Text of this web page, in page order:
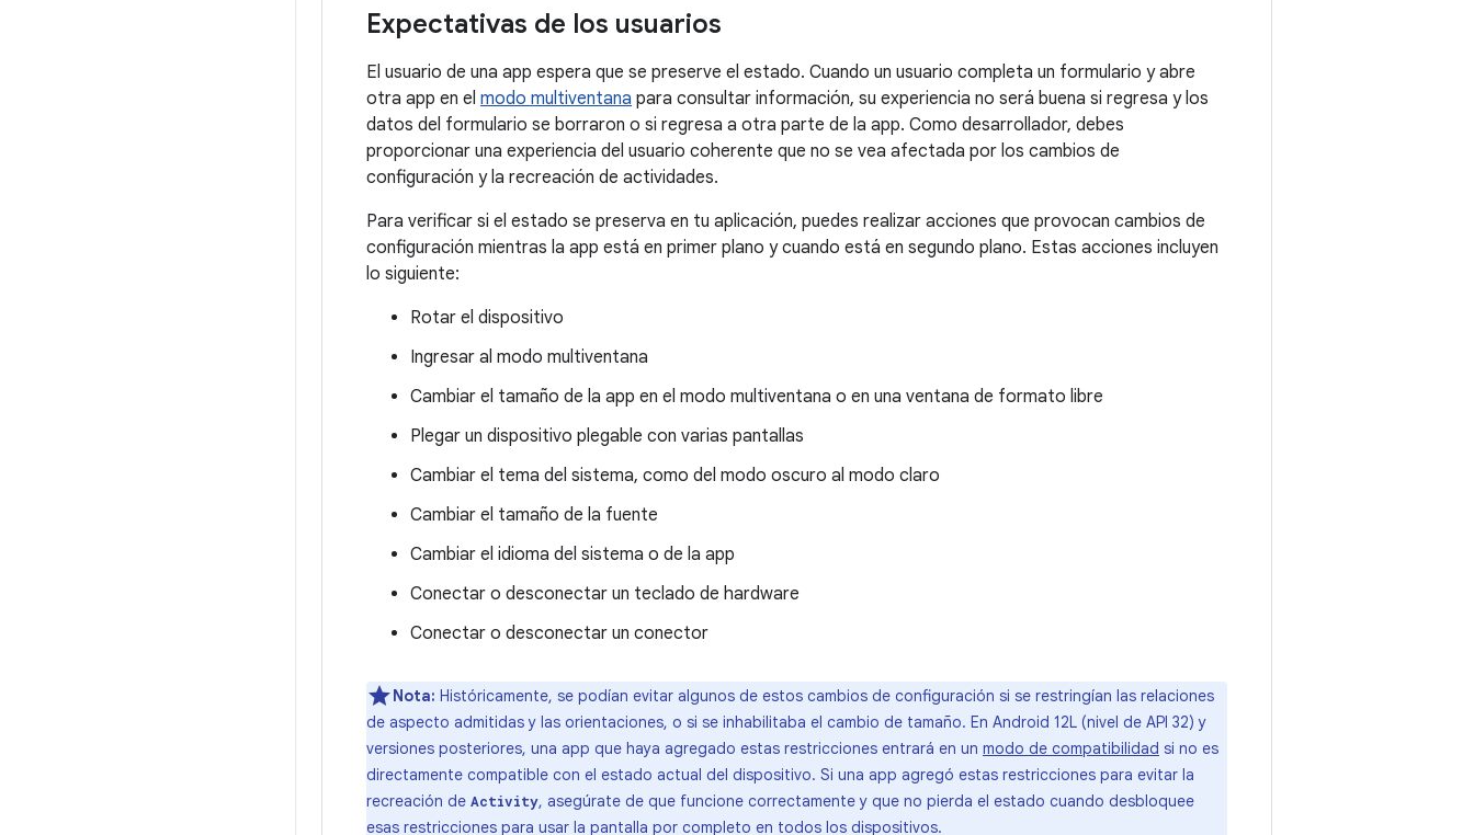
Expectativas de los usuarios
El usuario de una app espera que se preserve el estado. Cuando un usuario completa un formulario y abre
otra app en el modo multiventana para consultar información, su experiencia no será buena si regresa y los
datos del formulario se borraron o si regresa a otra parte de la app. Como desarrollador, debes
proporcionar una experiencia del usuario coherente que no se vea afectada por los cambios de
configuración y la recreación de actividades.
Para verificar si el estado se preserva en tu aplicación, puedes realizar acciones que provocan cambios de
configuración mientras la app está en primer plano y cuando está en segundo plano. Estas acciones incluyen
lo siguiente:
Rotar el dispositivo
Ingresar al modo multiventana
Cambiar el tamaño de la app en el modo multiventana o en una ventana de formato libre
Plegar un dispositivo plegable con varias pantallas
Cambiar el tema del sistema, como del modo oscuro al modo claro
Cambiar el tamaño de la fuente
Cambiar el idioma del sistema o de la app
Conectar o desconectar un teclado de hardware
Conectar o desconectar un conector
Nota: Históricamente, se podían evitar algunos de estos cambios de configuración si se restringían las relaciones
de aspecto admitidas y las orientaciones, o si se inhabilitaba el cambio de tamaño. En Android 12L (nivel de API 32) y
versiones posteriores, una app que haya agregado estas restricciones entrará en un modo de compatibilidad si no es
directamente compatible con el estado actual del dispositivo. Si una app agregó estas restricciones para evitar la
recreación de Activity, asegúrate de que funcione correctamente y que no pierda el estado cuando desbloquee
esas restricciones para usar la pantalla por completo en todos los dispositivos.